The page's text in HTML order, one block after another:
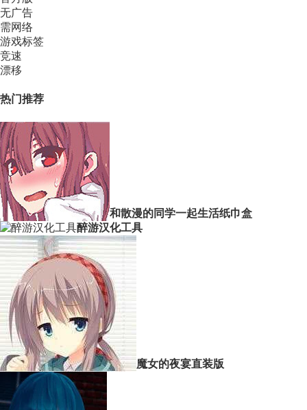
无广告
需网络
游戏标签
竞速
漂移
热门推荐
和散漫的同学一起生活纸巾盒
醉游汉化工具
魔女的夜宴直装版